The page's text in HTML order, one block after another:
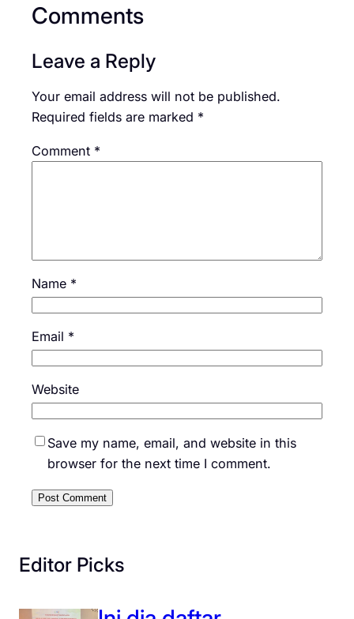
Comments
Leave a Reply
Your email address will not be published.
Required fields are marked *
Comment *
Name *
Email *
Website
Save my name, email, and website in this
browser for the next time I comment.
Editor Picks